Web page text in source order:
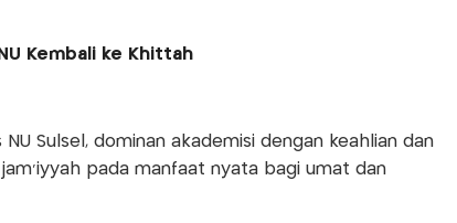
Kembali ke Khittah
Sulsel, dominan akademisi dengan keahlian dan
pada manfaat nyata bagi umat dan